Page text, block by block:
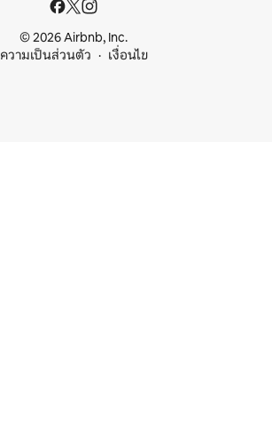
© 2026 Airbnb, Inc.
ความเป็นส่วนตัว
เงื่อนไข